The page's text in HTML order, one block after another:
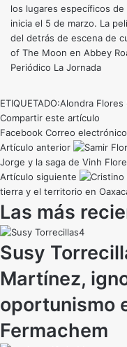
los lugares específicos
inicia el 5 de marzo. La
del detrás de escena de
of The Moon en Abbey
Periódico La Jornada
ETIQUETADO:Alondra Flores
Compartir este artículo
Facebook Correo electrónico
Artículo anterior
Jorge y la saga de Vinh
Artículo siguiente
tierra y el territorio en
Las más
Susy
Martínez,
oportunismo
Fermachem